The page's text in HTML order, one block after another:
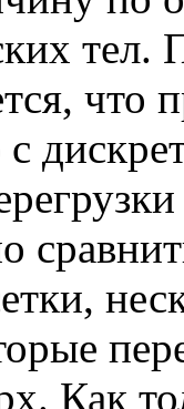
тел.
что
Как